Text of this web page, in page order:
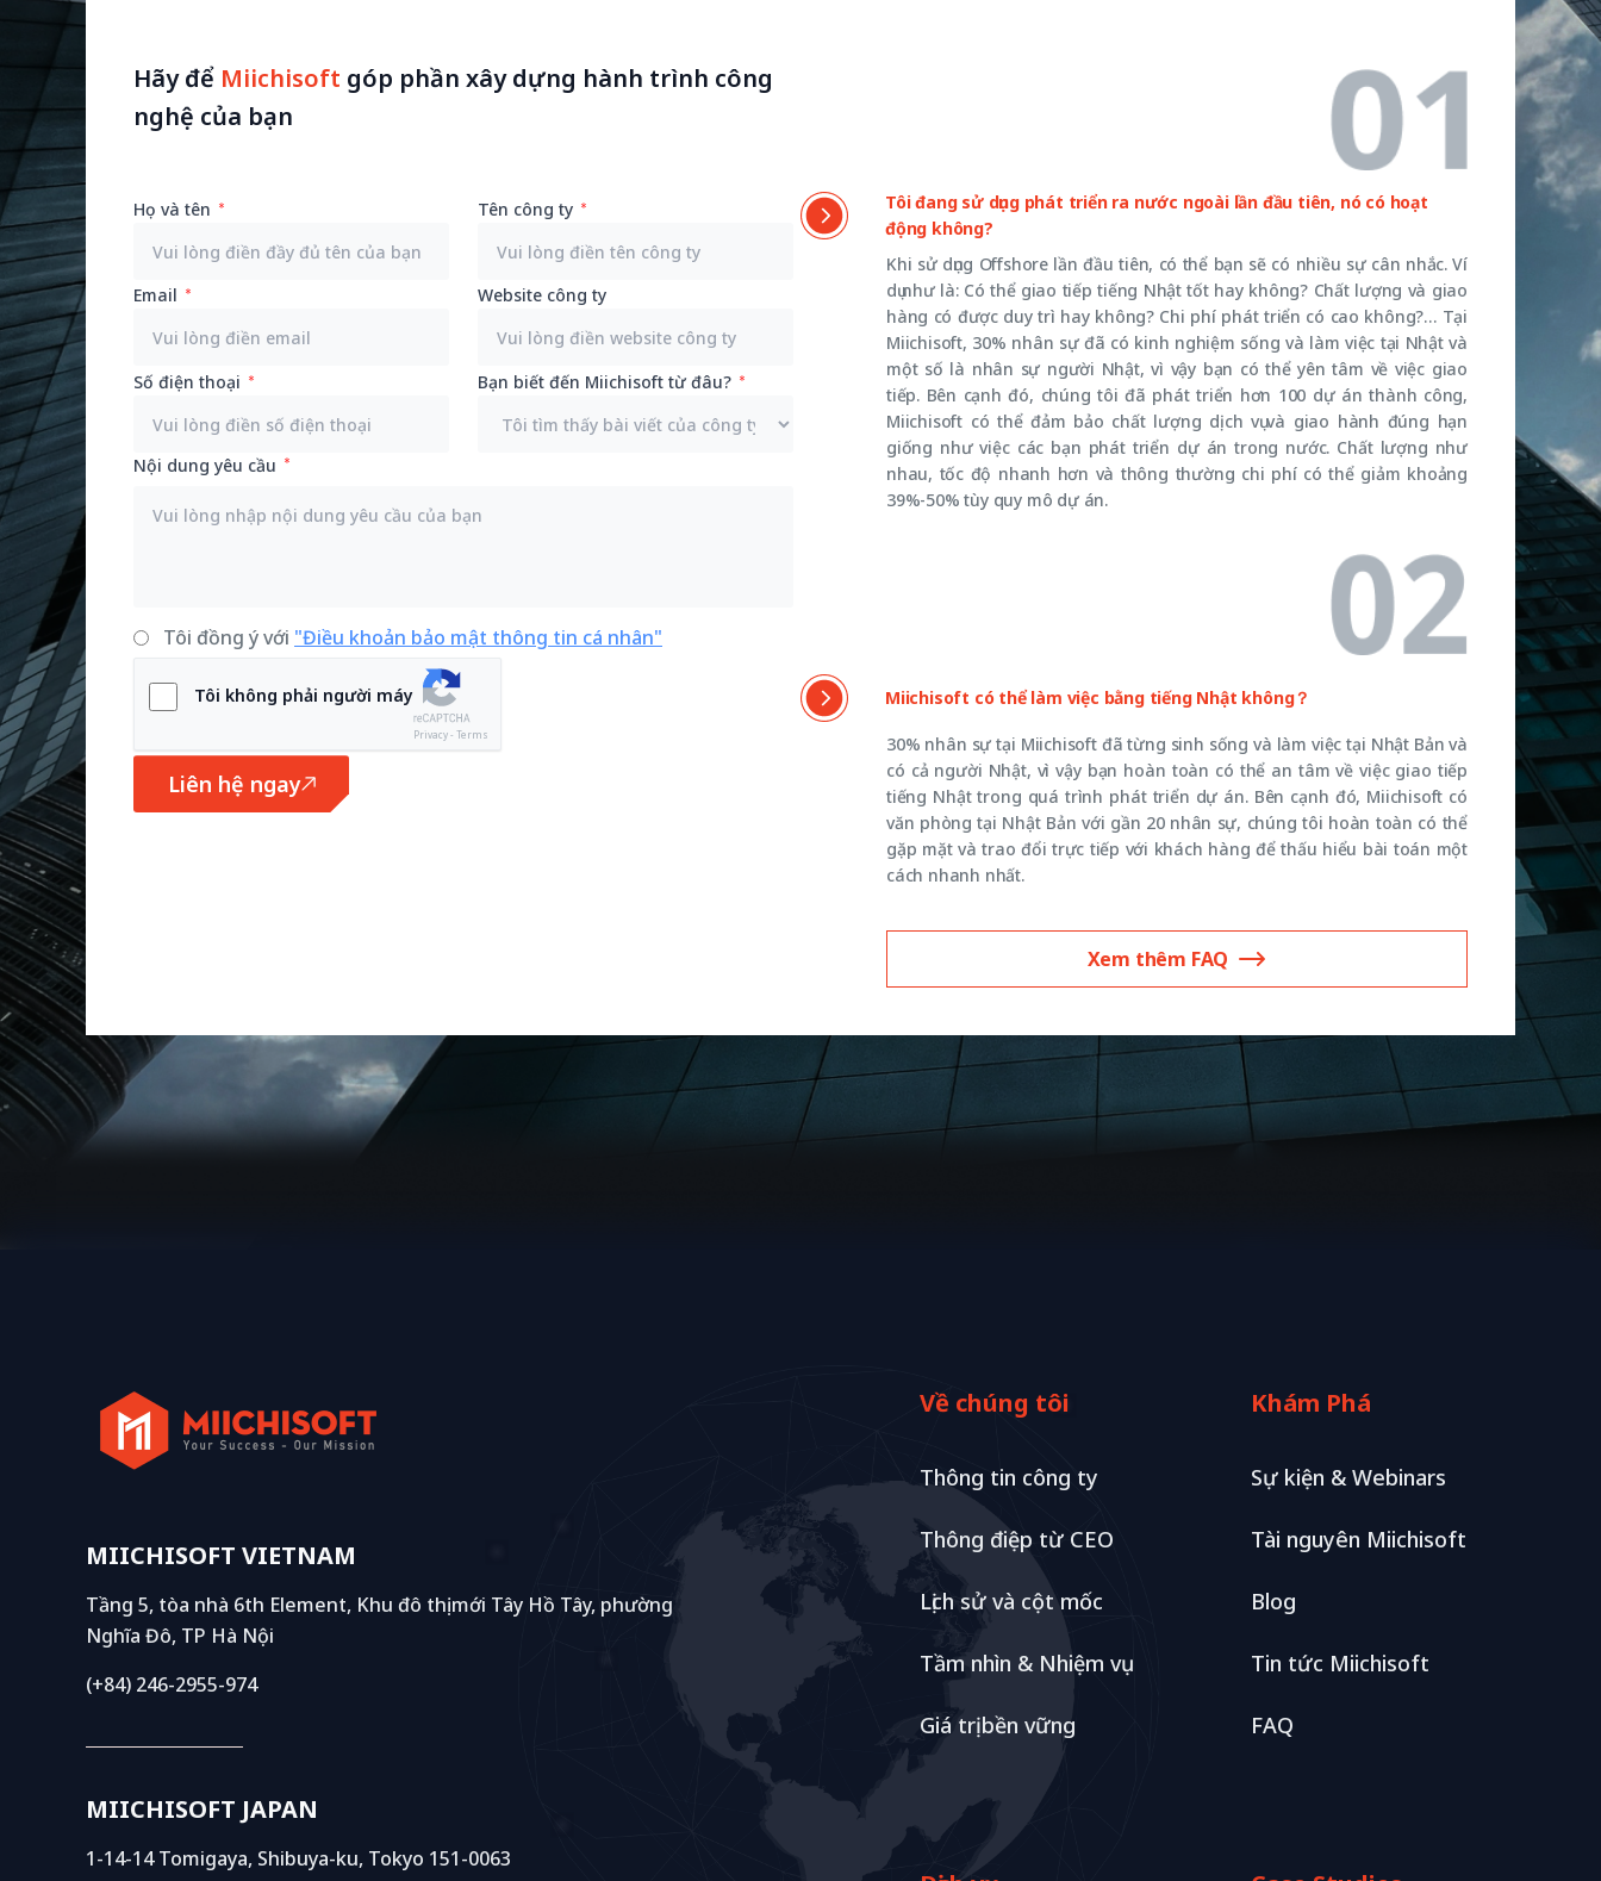
Hãy để Miichisoft góp phần xây dựng hành trình công
nghệ của bạn
Họ và tên Tên công ty
Email Website công ty
Số điện thoại Bạn biết đến Miichisoft từ đâu?
Nội dung yêu cầu
Tôi đồng ý với "Điều khoản bảo mật thông tin cá nhân"
Tôi không phải người máy
Privacy - Terms
Liên hệ ngay
Tôi đang sử dụng phát triển ra nước ngoài lần đầu tiên, nó có hoạt
động không?
Khi sử dụng Offshore lần đầu tiên, có thể bạn sẽ có nhiều sự cân nhắc. Ví
dụ như là: Có thể giao tiếp tiếng Nhật tốt hay không? Chất lượng và giao
hàng có được duy trì hay không? Chi phí phát triển có cao không?… Tại
Miichisoft, 30% nhân sự đã có kinh nghiệm sống và làm việc tại Nhật và
một số là nhân sự người Nhật, vì vậy bạn có thể yên tâm về việc giao
tiếp. Bên cạnh đó, chúng tôi đã phát triển hơn 100 dự án thành công,
Miichisoft có thể đảm bảo chất lượng dịch vụ và giao hành đúng hạn
giống như việc các bạn phát triển dự án trong nước. Chất lượng như
nhau, tốc độ nhanh hơn và thông thường chi phí có thể giảm khoảng
39%-50% tùy quy mô dự án.
Miichisoft có thể làm việc bằng tiếng Nhật không？
30% nhân sự tại Miichisoft đã từng sinh sống và làm việc tại Nhật Bản và
có cả người Nhật, vì vậy bạn hoàn toàn có thể an tâm về việc giao tiếp
tiếng Nhật trong quá trình phát triển dự án. Bên cạnh đó, Miichisoft có
văn phòng tại Nhật Bản với gần 20 nhân sự, chúng tôi hoàn toàn có thể
gặp mặt và trao đổi trực tiếp với khách hàng để thấu hiểu bài toán một
cách nhanh nhất.
Xem thêm FAQ
MIICHISOFT VIETNAM
Tầng 5, tòa nhà 6th Element, Khu đô thị mới Tây Hồ Tây, phường
Nghĩa Đô, TP Hà Nội
(+84) 246-2955-974
MIICHISOFT JAPAN
1-14-14 Tomigaya, Shibuya-ku, Tokyo 151-0063
Về chúng tôi
Thông tin công ty
Thông điệp từ CEO
Lịch sử và cột mốc
Tầm nhìn & Nhiệm vụ
Giá trị bền vững
Khám Phá
Sự kiện & Webinars
Tài nguyên Miichisoft
Blog
Tin tức Miichisoft
FAQ